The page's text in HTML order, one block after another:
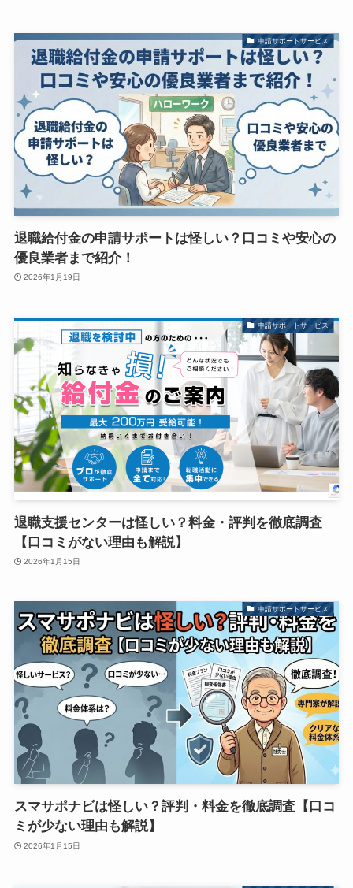
申請サポートサービス
退職給付金の申請サポートは怪しい？口コミや安心の
優良業者まで紹介！
2026年1月19日
申請サポートサービス
退職支援センターは怪しい？料金・評判を徹底調査
【口コミがない理由も解説】
2026年1月15日
申請サポートサービス
スマサポナビは怪しい？評判・料金を徹底調査【口コ
ミが少ない理由も解説】
2026年1月15日